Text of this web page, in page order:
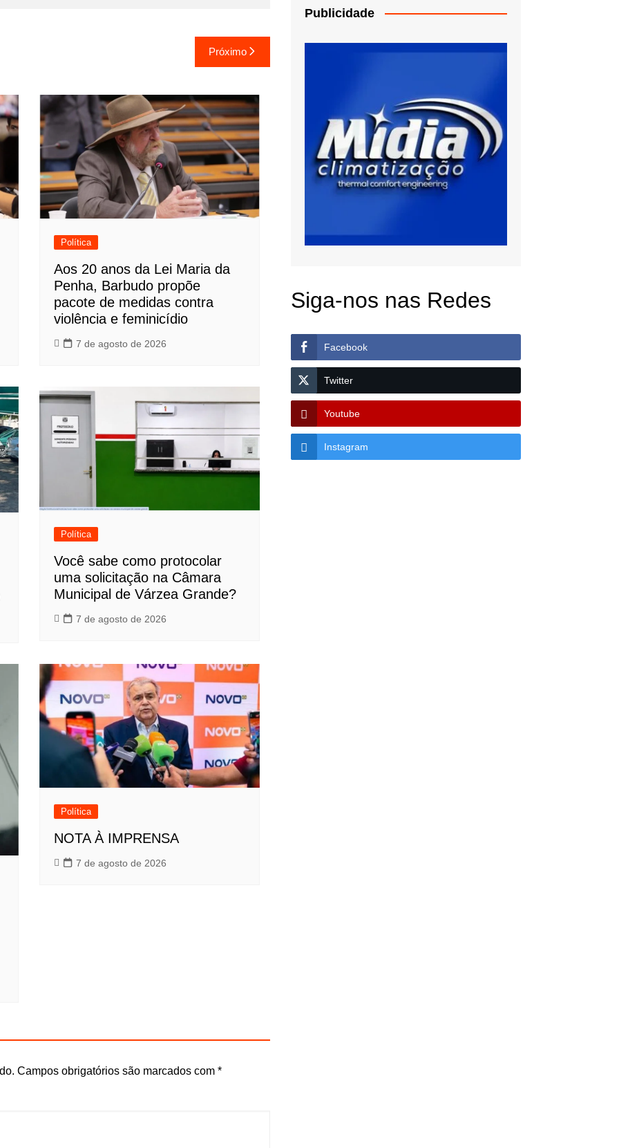
Próximo
Política
Aos 20 anos da Lei Maria da
Penha, Barbudo propõe
pacote de medidas contra
violência e feminicídio
7 de agosto de 2026
Política
Você sabe como protocolar
uma solicitação na Câmara
Municipal de Várzea Grande?
7 de agosto de 2026
Política
NOTA À IMPRENSA
7 de agosto de 2026
Campos obrigatórios são marcados com *
Publicidade
Siga-nos nas Redes
Facebook
Twitter
Youtube
Instagram